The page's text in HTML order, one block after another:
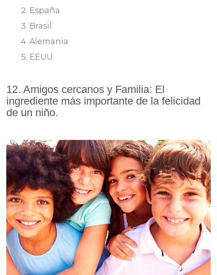
España
Brasil
Alemania
EEUU
12. Amigos cercanos y Familia: El
ingrediente más importante de la felicidad
de un niño.